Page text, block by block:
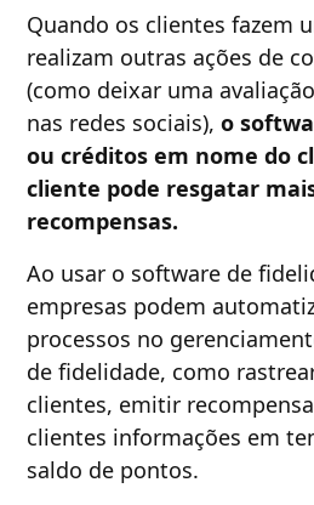
Quando os clientes fazem
realizam outras ações de
(como deixar uma
nas redes sociais),o
ou créditos em nome do
cliente pode resgatar
recompensas.
Ao usar o software de
empresas podem
processos no
de fidelidade, como
clientes, emitir
clientes informações em
saldo de pontos.